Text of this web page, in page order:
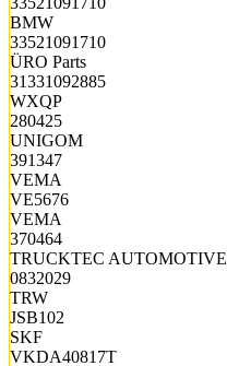
BMW
33521091710
ÜRO Parts
31331092885
WXQP
280425
UNIGOM
391347
VEMA
VE5676
VEMA
370464
TRUCKTEC AUTOMOTIVE
0832029
TRW
JSB102
SKF
VKDA40817T